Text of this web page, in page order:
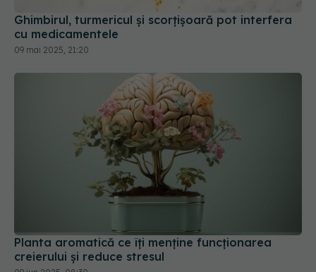
Ghimbirul, turmericul și scorțișoară pot interfera
cu medicamentele
09 mai 2025, 21:20
Planta aromatică ce îți menține funcționarea
creierului și reduce stresul